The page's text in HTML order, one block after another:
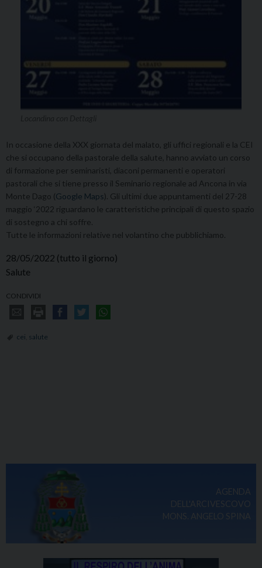
In occasione della XXX giornata del malato, gli uffici regionali e la CEI
che si occupano della pastorale della salute, hanno avviato un corso
di formazione per seminaristi, diaconi permanenti e operatori
pastorali che si tiene presso il Seminario regionale ad Ancona in via
Monte Dago (Google Maps). Gli ultimi due appuntamenti del 27-28
maggio ‘2022 riguardano le caratteristiche principali di questo spazio
di sostegno a chi soffre.
Tutte le informazioni relative nel volantino che pubblichiamo.
28/05/2022 (tutto il giorno)
Salute
CONDIVIDI
cei salute
AGENDA
DELL'ARCIVESCOVO
MONS. ANGELO SPINA